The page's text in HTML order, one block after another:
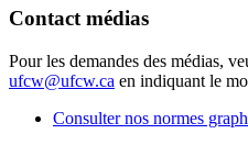
Contact médias
Pour les demandes des médias,
ufcw@ufcw.ca en indiquant le
Consulter nos normes